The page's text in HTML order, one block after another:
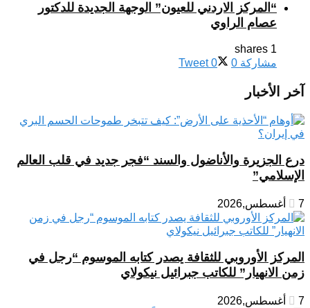
“المركز الاردني للعيون” الوجهة الجديدة للدكتور
عصام الراوي
1 shares
مشاركة 0
Tweet 0
آخر الأخبار
درع الجزيرة والأناضول والسند “فجر جديد في قلب العالم
الإسلامي”
7 أغسطس,2026
المركز الأوروبي للثقافة يصدر كتابه الموسوم “رجل في
زمن الانهيار” للكاتب جبرائيل نيكولاي
7 أغسطس,2026